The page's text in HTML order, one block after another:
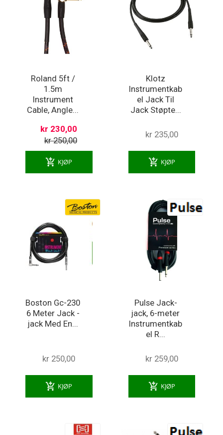
Roland 5ft /
1.5m
Instrument
Cable, Angle...
kr 230,00
kr 250,00
add_shopping_cart KJØP
Klotz
Instrumentkab
el Jack Til
Jack Støpte...
kr 235,00
add_shopping_cart KJØP
Boston Gc-230
6 Meter Jack -
jack Med En...
kr 250,00
add_shopping_cart KJØP
Pulse Jack-
jack, 6-meter
Instrumentkab
el R...
kr 259,00
add_shopping_cart KJØP